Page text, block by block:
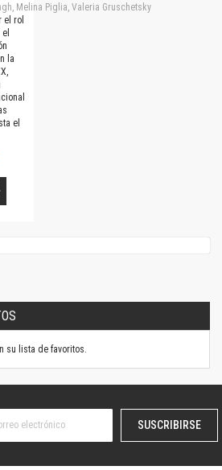
Melina Piglia, Valeria Gruschetsky
el rol
la
el
su lista de favoritos.
SUSCRIBIRSE